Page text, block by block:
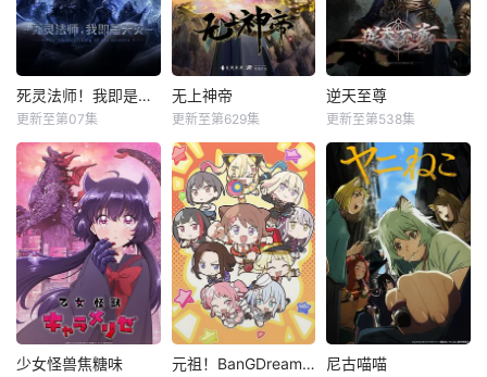
死灵法师！我即是天灾动漫
更新至第07集
无上神帝
更新至第629集
逆天至尊
更新至第538集
少女怪兽焦糖味 元祖！BanGDream酱 尼古喵喵